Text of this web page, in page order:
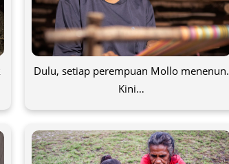
Dulu, setiap perempuan Mollo menenun.
Kini…